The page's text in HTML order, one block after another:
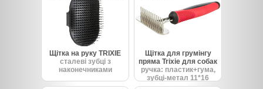
Щітка на руку TRIXIE
сталеві зубці з
наконечниками
Щітка для грумінгу
пряма Trixie для собак
ручка: пластик+гума,
зубці-метал 11*16